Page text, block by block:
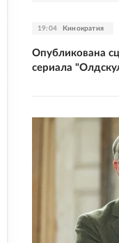
19:04 Кинократия
Опубликована
сериала